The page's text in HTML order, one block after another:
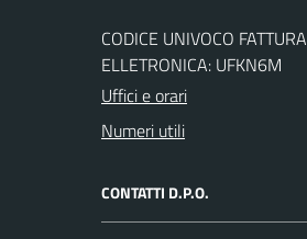
CODICE UNIVOCO FATTURA
ELLETRONICA: UFKN6M
Uffici e orari
Numeri utili
CONTATTI D.P.O.